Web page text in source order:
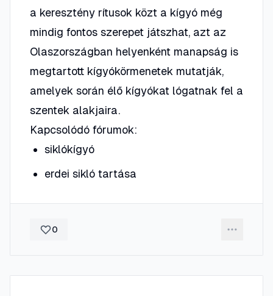
a keresztény rítusok közt a kígyó még
mindig fontos szerepet játszhat, azt az
Olaszországban helyenként manapság is
megtartott kígyókörmenetek mutatják,
amelyek során élő kígyókat lógatnak fel a
szentek alakjaira.
Kapcsolódó fórumok:
siklókígyó
erdei sikló tartása
0